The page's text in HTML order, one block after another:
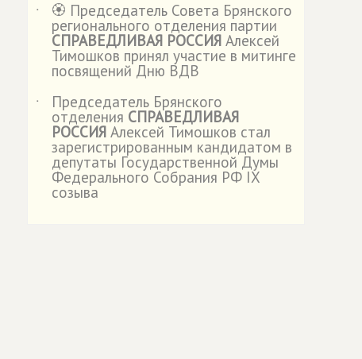
˙
🏵️ Председатель Совета Брянского
регионального отделения партии
СПРАВЕДЛИВАЯ РОССИЯ Алексей
Тимошков принял участие в митинге
посвящений Дню ВДВ
˙
Председатель Брянского
отделения СПРАВЕДЛИВАЯ
РОССИЯ Алексей Тимошков стал
зарегистрированным кандидатом в
депутаты Государственной Думы
Федерального Собрания РФ IX
созыва